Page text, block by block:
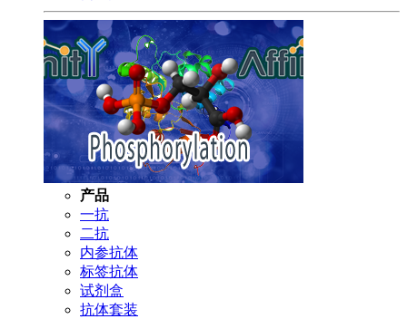
产品
一抗
二抗
内参抗体
标签抗体
试剂盒
抗体套装